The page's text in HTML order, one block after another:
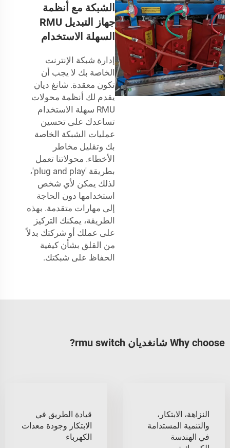
الشبكة مع أنظمة
جهاز التبديل RMU
السهلة الاستخدام
إدارة شبكة الإنترنت
الخاصة بك لا يجب أن
تكون معقدة. شانغ ديان
يقدم لك أنظمة محولات
RMU سهلة الاستخدام
تساعدك على تحسين
عمليات الشبكة الخاصة
بك وتقليل مخاطر
الأخطاء. محولاتنا تعمل
بطريقة 'plug and play'،
لذلك يمكن لأي شخص
استخدامها دون الحاجة
إلى مهارات متقدمة. بهذه
الطريقة، يمكنك التركيز
على عملك أو شركتك بدلاً
من القلق بشأن كيفية
الحفاظ على شبكتك.
Why choose شانغديان rmu switch?
النزاهة، الابتكار،
والتنمية المستدامة
في الهندسة
قيادة الطريق في
الابتكار وجودة معدات
الكهرباء